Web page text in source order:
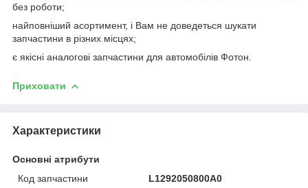
без роботи;
найповніший асортимент, і Вам не доведеться шукати
запчастини в різних місцях;
є якісні аналогові запчастини для автомобілів Фотон.
Приховати
Характеристики
Основні атрибути
Код запчастини
L1292050800A0